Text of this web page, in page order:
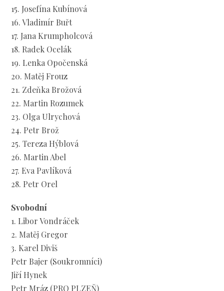
15. Josefína Kubínová
16. Vladimír Buřt
17. Jana Krumpholcová
18. Radek Ocelák
19. Lenka Opočenská
20. Matěj Frouz
21. Zdeňka Brožová
22. Martin Rozumek
23. Olga Ulrychová
24. Petr Brož
25. Tereza Hýblová
26. Martin Abel
27. Eva Pavlíková
28. Petr Orel
Svobodní
1. Libor Vondráček
2. Matěj Gregor
3. Karel Diviš
Petr Bajer (Soukromníci)
Jiří Hynek
Petr Mráz (PRO PLZEŇ)